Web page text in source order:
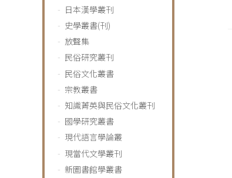
日本漢學叢刊
史學叢書(刊)
放聲集
民俗研究叢刊
民俗文化叢書
宗教叢書
知識菁英與民俗文化叢刊
國學研究叢書
現代語言學論叢
現當代文學叢刊
新圖書館學叢書